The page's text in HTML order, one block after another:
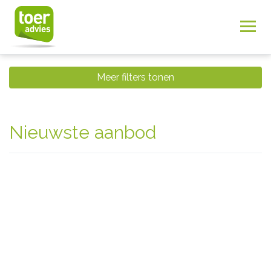
Meer filters tonen
Nieuwste aanbod